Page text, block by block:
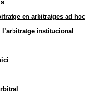
en arbitratges ad hoc
institucional